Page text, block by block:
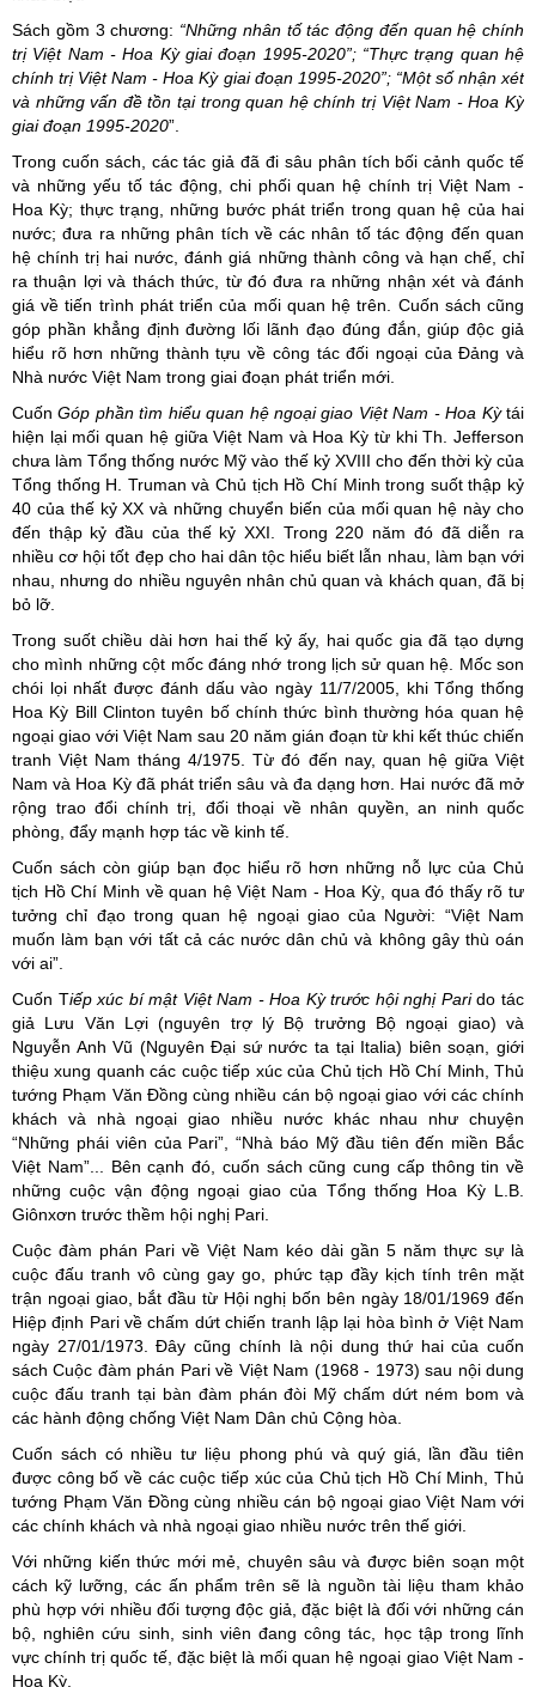
Sách gồm 3 chương: “Những nhân tố tác động đến quan hệ chính
trị Việt Nam - Hoa Kỳ giai đoạn 1995-2020”; “Thực trạng quan hệ
chính trị Việt Nam - Hoa Kỳ giai đoạn 1995-2020”; “Một số nhận xét
và những vấn đề tồn tại trong quan hệ chính trị Việt Nam - Hoa Kỳ
giai đoạn 1995-2020”.
Trong cuốn sách, các tác giả đã đi sâu phân tích bối cảnh quốc tế
và những yếu tố tác động, chi phối quan hệ chính trị Việt Nam -
Hoa Kỳ; thực trạng, những bước phát triển trong quan hệ của hai
nước; đưa ra những phân tích về các nhân tố tác động đến quan
hệ chính trị hai nước, đánh giá những thành công và hạn chế, chỉ
ra thuận lợi và thách thức, từ đó đưa ra những nhận xét và đánh
giá về tiến trình phát triển của mối quan hệ trên. Cuốn sách cũng
góp phần khẳng định đường lối lãnh đạo đúng đắn, giúp độc giả
hiểu rõ hơn những thành tựu về công tác đối ngoại của Đảng và
Nhà nước Việt Nam trong giai đoạn phát triển mới.
CuốnGóp phần tìm hiểu quan hệ ngoại giao Việt Nam -Hoa Kỳtái
hiện lại mối quan hệ giữa Việt Nam và Hoa Kỳ từ khi Th. Jefferson
chưa làm Tổng thống nước Mỹ vào thế kỷ XVIII cho đến thời kỳ của
Tổng thống H. Truman và Chủ tịch Hồ Chí Minh trong suốt thập kỷ
40 của thế kỷ XX và những chuyển biến của mối quan hệ này cho
đến thập kỷ đầu của thế kỷ XXI. Trong 220 năm đó đã diễn ra
nhiều cơ hội tốt đẹp cho hai dân tộc hiểu biết lẫn nhau, làm bạn với
nhau, nhưng do nhiều nguyên nhân chủ quan và khách quan, đã bị
bỏ lỡ.
Trong suốt chiều dài hơn hai thế kỷ ấy, hai quốc gia đã tạo dựng
cho mình những cột mốc đáng nhớ trong lịch sử quan hệ. Mốc son
chói lọi nhất được đánh dấu vào ngày 11/7/2005, khi Tổng thống
Hoa Kỳ Bill Clinton tuyên bố chính thức bình thường hóa quan hệ
ngoại giao với Việt Nam sau 20 năm gián đoạn từ khi kết thúc chiến
tranh Việt Nam tháng 4/1975. Từ đó đến nay, quan hệ giữa Việt
Nam và Hoa Kỳ đã phát triển sâu và đa dạng hơn. Hai nước đã mở
rộng trao đổi chính trị, đối thoại về nhân quyền, an ninh quốc
phòng, đẩy mạnh hợp tác về kinh tế.
Cuốn sách còn giúp bạn đọc hiểu rõ hơn những nỗ lực của Chủ
tịch Hồ Chí Minh về quan hệ Việt Nam - Hoa Kỳ, qua đó thấy rõ tư
tưởng chỉ đạo trong quan hệ ngoại giao của Người: “Việt Nam
muốn làm bạn với tất cả các nước dân chủ và không gây thù oán
với ai”.
Cuốn Tiếp xúc bí mật Việt Nam - Hoa Kỳ trước hội nghị Parido tác
giả Lưu Văn Lợi (nguyên trợ lý Bộ trưởng Bộ ngoại giao) và
Nguyễn Anh Vũ (Nguyên Đại sứ nước ta tại Italia) biên soạn, giới
thiệu xung quanh các cuộc tiếp xúc của Chủ tịch Hồ Chí Minh, Thủ
tướng Phạm Văn Đồng cùng nhiều cán bộ ngoại giao với các chính
khách và nhà ngoại giao nhiều nước khác nhau như chuyện
“Những phái viên của Pari”, “Nhà báo Mỹ đầu tiên đến miền Bắc
Việt Nam”... Bên cạnh đó, cuốn sách cũng cung cấp thông tin về
những cuộc vận động ngoại giao của Tổng thống Hoa Kỳ L.B.
Giônxơn trước thềm hội nghị Pari.
Cuộc đàm phán Pari về Việt Nam kéo dài gần 5 năm thực sự là
cuộc đấu tranh vô cùng gay go, phức tạp đầy kịch tính trên mặt
trận ngoại giao, bắt đầu từ Hội nghị bốn bên ngày 18/01/1969 đến
Hiệp định Pari về chấm dứt chiến tranh lập lại hòa bình ở Việt Nam
ngày 27/01/1973. Đây cũng chính là nội dung thứ hai của cuốn
sách Cuộc đàm phán Pari về Việt Nam (1968 - 1973) sau nội dung
cuộc đấu tranh tại bàn đàm phán đòi Mỹ chấm dứt ném bom và
các hành động chống Việt Nam Dân chủ Cộng hòa.
Cuốn sách có nhiều tư liệu phong phú và quý giá, lần đầu tiên
được công bố về các cuộc tiếp xúc của Chủ tịch Hồ Chí Minh, Thủ
tướng Phạm Văn Đồng cùng nhiều cán bộ ngoại giao Việt Nam với
các chính khách và nhà ngoại giao nhiều nước trên thế giới.
Với những kiến thức mới mẻ, chuyên sâu và được biên soạn một
cách kỹ lưỡng, các ấn phẩm trên sẽ là nguồn tài liệu tham khảo
phù hợp với nhiều đối tượng độc giả, đặc biệt là đối với những cán
bộ, nghiên cứu sinh, sinh viên đang công tác, học tập trong lĩnh
vực chính trị quốc tế, đặc biệt là mối quan hệ ngoại giao Việt Nam -
Hoa Kỳ.